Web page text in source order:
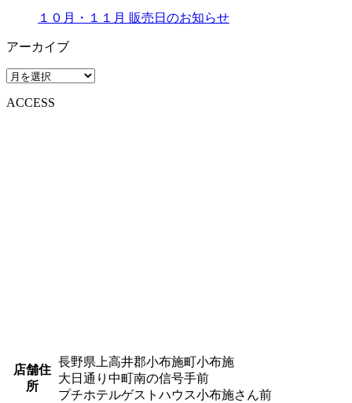
１０月・１１月 販売日のお知らせ
アーカイブ
ACCESS
店舗住
所
長野県上高井郡小布施町小布施
大日通り中町南の信号手前
プチホテルゲストハウス小布施さん前